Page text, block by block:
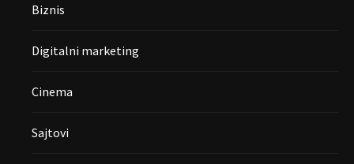
Biznis
Digitalni marketing
Cinema
Sajtovi